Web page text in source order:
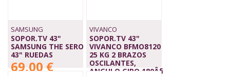
SAMSUNG
SOPOR.TV 43"
SAMSUNG THE SERO
43" RUEDAS
69,00 €
VIVANCO
SOPOR.TV 43"
VIVANCO BFMO8120
25 KG 2 BRAZOS
OSCILANTES,
ANGULO GIRO 180Â§